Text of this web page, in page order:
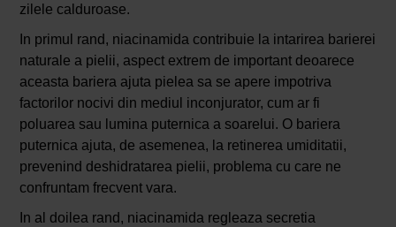
zilele calduroase.
In primul rand, niacinamida contribuie la intarirea barierei
naturale a pielii, aspect extrem de important deoarece
aceasta bariera ajuta pielea sa se apere impotriva
factorilor nocivi din mediul inconjurator, cum ar fi
poluarea sau lumina puternica a soarelui. O bariera
puternica ajuta, de asemenea, la retinerea umiditatii,
prevenind deshidratarea pielii, problema cu care ne
confruntam frecvent vara.
In al doilea rand, niacinamida regleaza secretia